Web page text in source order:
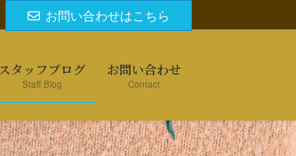
お問い合わせはこちら
スタッフブログ
Staff Blog
お問い合わせ
Contact